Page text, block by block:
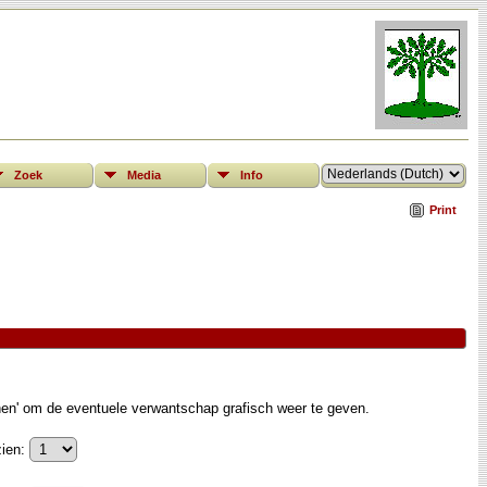
Zoek Media Info
Print
om de eventuele verwantschap grafisch weer te geven.